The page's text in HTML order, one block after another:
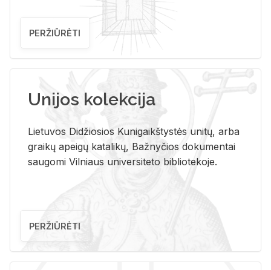
PERŽIŪRĖTI
Unijos kolekcija
Lietuvos Didžiosios Kunigaikštystės unitų, arba
graikų apeigų katalikų, Bažnyčios dokumentai
saugomi Vilniaus universiteto bibliotekoje.
PERŽIŪRĖTI